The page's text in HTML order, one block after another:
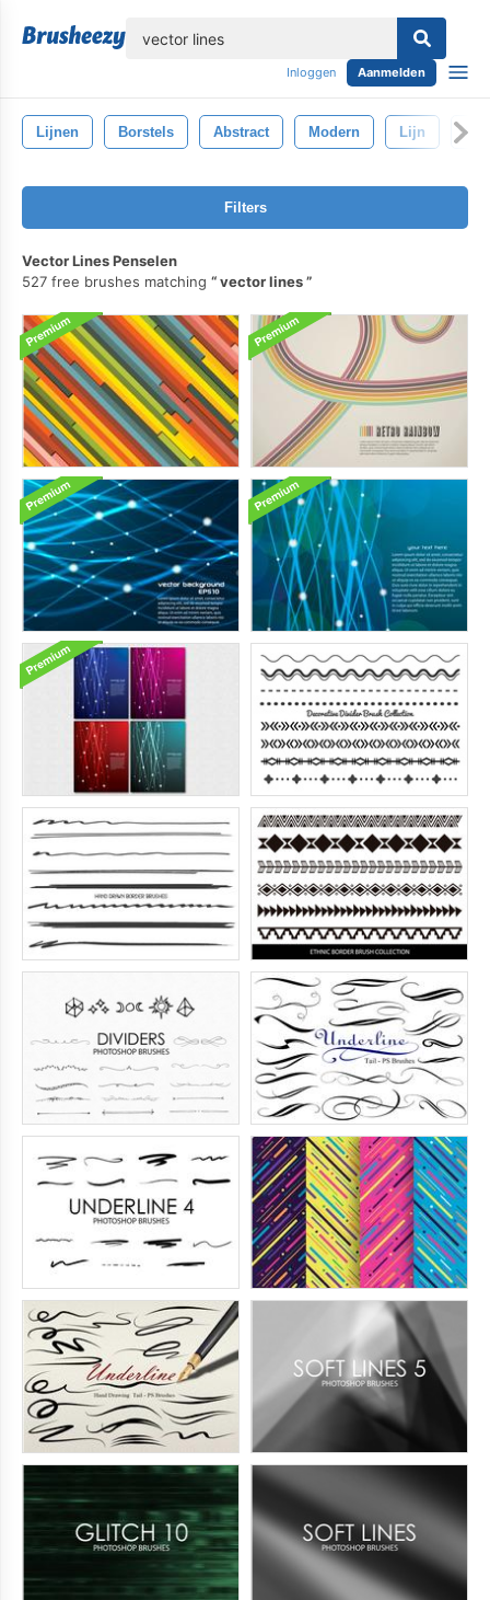
Inloggen Aanmelden
Lijnen Borstels Abstract Modern Lijn
Filters
Vector Lines Penselen
527 free brushes matching
vector lines